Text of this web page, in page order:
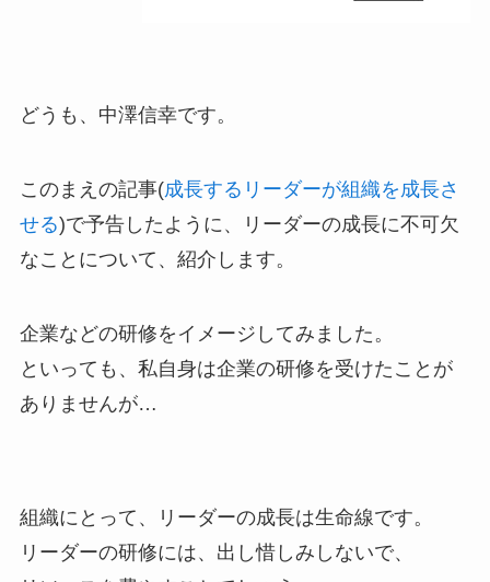
どうも、中澤信幸です。
このまえの記事(成長するリーダーが組織を成長さ
せる)で予告したように、リーダーの成長に不可欠
なことについて、紹介します。
企業などの研修をイメージしてみました。
といっても、私自身は企業の研修を受けたことが
ありませんが…
組織にとって、リーダーの成長は生命線です。
リーダーの研修には、出し惜しみしないで、